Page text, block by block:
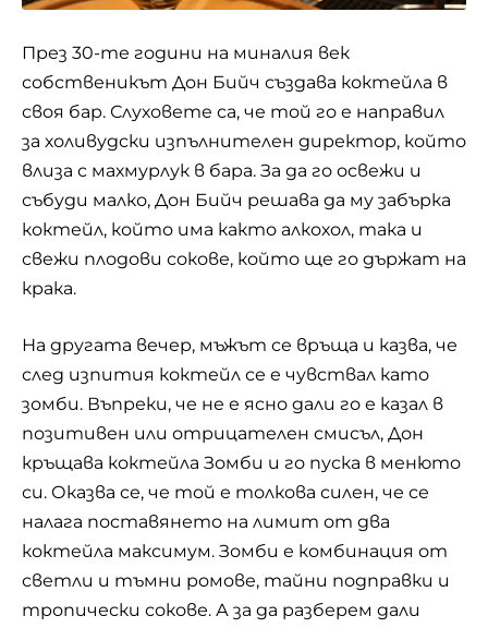
През 30-те години на миналия век
собственикът Дон Бийч създава коктейла в
своя бар. Слуховете са, че той го е направил
за холивудски изпълнителен директор, който
влиза с махмурлук в бара. За да го освежи и
събуди малко, Дон Бийч решава да му забърка
коктейл, който има както алкохол, така и
свежи плодови сокове, който ще го държат на
крака.
На другата вечер, мъжът се връща и казва, че
след изпития коктейл се е чувствал като
зомби. Въпреки, че не е ясно дали го е казал в
позитивен или отрицателен смисъл, Дон
кръщава коктейла Зомби и го пуска в менюто
си. Оказва се, че той е толкова силен, че се
налага поставянето на лимит от два
коктейла максимум. Зомби е комбинация от
светли и тъмни ромове, тайни подправки и
тропически сокове. А за да разберем дали